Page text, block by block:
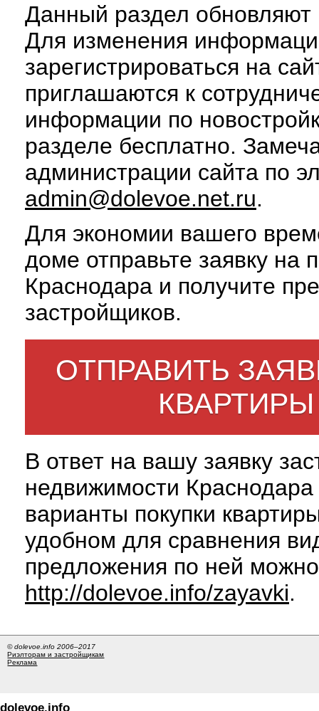
Данный раздел обновляют
Для изменения
зарегистрироваться на
приглашаются к
информации по
разделе бесплатно.
администрации сайта по
admin@dolevoe.net.ru.
Для экономии вашего
доме отправьте заявку на
Краснодара и получите
застройщиков.
ОТПРАВИТЬ
В ответ на вашу заявку
недвижимости
варианты покупки
удобном для сравнения
предложения по ней
http://dolevoe.info/zayavki.
© dolevoe.info 2006–2017
Риэлторам и застройщикам
Реклама
dolevoe.info